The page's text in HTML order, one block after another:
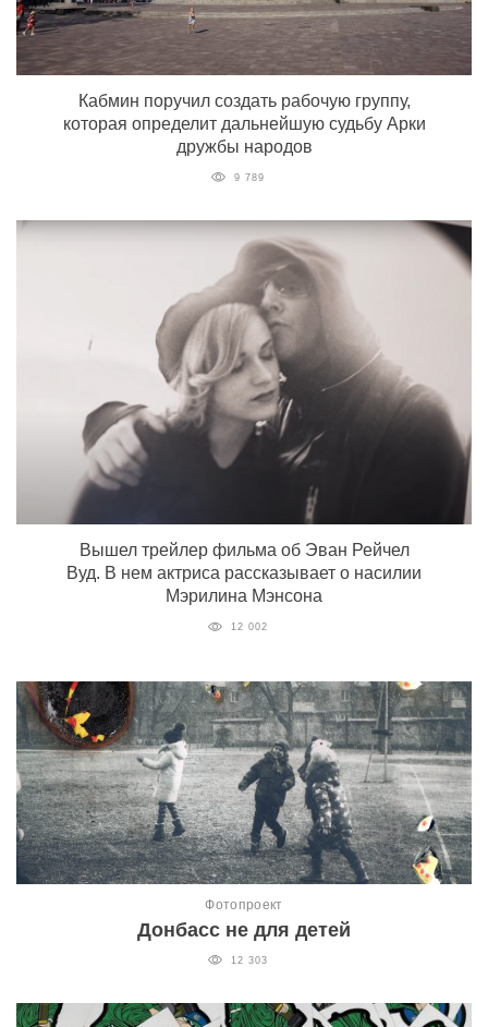
Кабмин поручил создать рабочую группу,
которая определит дальнейшую судьбу Арки
дружбы народов
9 789
Вышел трейлер фильма об Эван Рейчел
Вуд. В нем актриса рассказывает о насилии
Мэрилина Мэнсона
12 002
Фотопроект
Донбасс не для детей
12 303